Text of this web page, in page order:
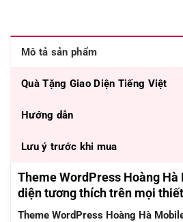
Mô tả sản phẩm
Quà Tặng Giao Diện Tiếng Việt
Hướng dẫn
Lưu ý trước khi mua
Theme WordPress Hoàng Hà
diện tương thích trên mọi
Theme WordPress Hoàng Hà